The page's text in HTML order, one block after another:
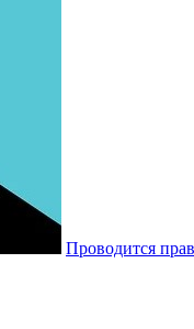
Проводится